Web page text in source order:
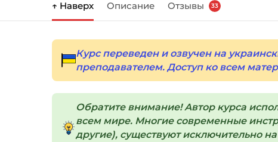
↑ Наверх Описание Отзывы 33
Курс переведен и озвучен на
преподавателем. Доступ ко всем
Обратите внимание! Автор курса
всем мире. Многие современные
другие), существуют исключительно